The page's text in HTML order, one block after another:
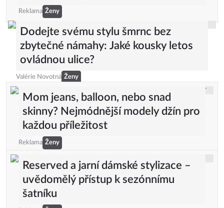
Reklama Ženy
Dodejte svému stylu šmrnc bez
zbytečné námahy: Jaké kousky letos
ovládnou ulice?
Valérie Novotná Ženy
Mom jeans, balloon, nebo snad
skinny? Nejmódnější modely džín pro
každou příležitost
Reklama Ženy
Reserved a jarní dámské stylizace –
uvědomělý přístup k sezónnímu
šatníku